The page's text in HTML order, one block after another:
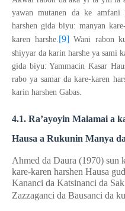
yawan mutanen da ke amfani
harshen gida biyu: manyan
karen harshe.[9] Wani rabon
shiyyar da karin harshe ya sami
gida biyu: Yammacin Ƙasar
rabo ya samar da kare-karen
karin harshen Gabas.
4.1. Ra’ayoyin Malamai a
Hausa a Rukunin Manya da
Ahmed da Daura (1970) sun
kare-karen harshen Hausa
Kananci da Katsinanci da
Zazzaganci da Bausanci da